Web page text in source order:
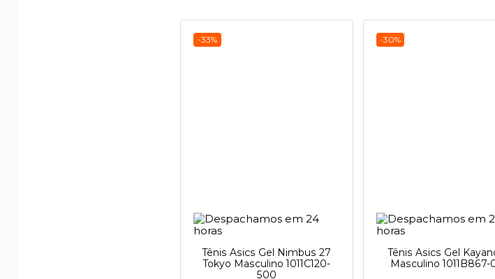
-33%
Tênis Asics Gel Nimbus 27
Tokyo Masculino 1011C120-
500
-30%
Tênis Asics Gel
Masculino 1011B867-